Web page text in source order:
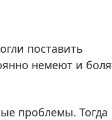
поставить
немеют и
проблемы. Тогда